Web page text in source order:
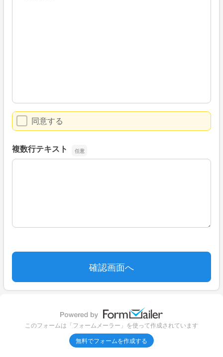
同意する
複数行テキスト
複数行テキスト
このフォームは「フォームメーラー」を使って作成されています
無料でフォームを作成する